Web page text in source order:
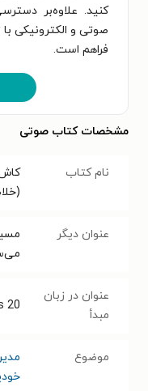
کنید. علاوه‌بر
صوتی و الکترونیکی
فراهم است.
مشخصات کتاب صوتی
نام کتاب
عنوان دیگر
عنوان در زبان
مبدأ
20
موضوع